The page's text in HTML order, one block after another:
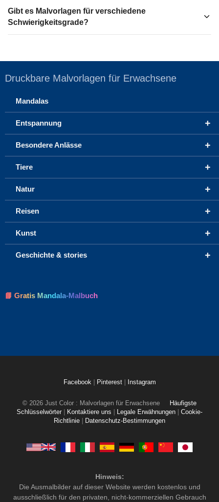
Gibt es Malvorlagen für verschiedene
Schwierigkeitsgrade?
Druckbare Malvorlagen für Erwachsene
Mandalas
+
Entspannung
+
Besondere Anlässe
+
Tiere
+
Natur
+
Reisen
+
Kunst
+
Geschichte & stories
📘 Gratis Mandala-Malbuch
Facebook Pinterest Instagram
© 2026 Just Color : Malvorlagen für Erwachsene
Häufigste
Schlüsselwörter
Kontaktiere uns Legale Erwähnungen
Cookie-
Richtlinie
Datenschutz-Bestimmungen
Hinweis:
Die Ausmalbilder auf dieser Website werden kostenlos und
ausschließlich für den privaten, nicht-kommerziellen Gebrauch